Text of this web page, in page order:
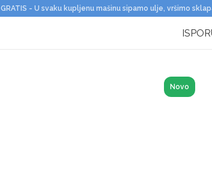
GRATIS - U svaku kupljenu mašinu sipamo ulje, vršimo
Novo